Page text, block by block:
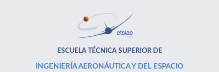
ESCUELA TÉCNICA SUPERIOR DE
INGENIERÍA AERONÁUTICA Y DEL ESPACIO